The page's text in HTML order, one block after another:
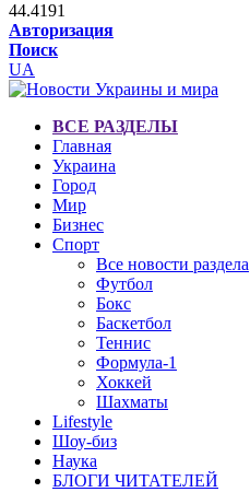
44.4191
Авторизация
Поиск
UA
ВСЕ РАЗДЕЛЫ
Главная
Украина
Город
Мир
Бизнес
Спорт
Все новости раздела
Футбол
Бокс
Баскетбол
Теннис
Формула-1
Хоккей
Шахматы
Lifestyle
Шоу-биз
Наука
БЛОГИ ЧИТАТЕЛЕЙ